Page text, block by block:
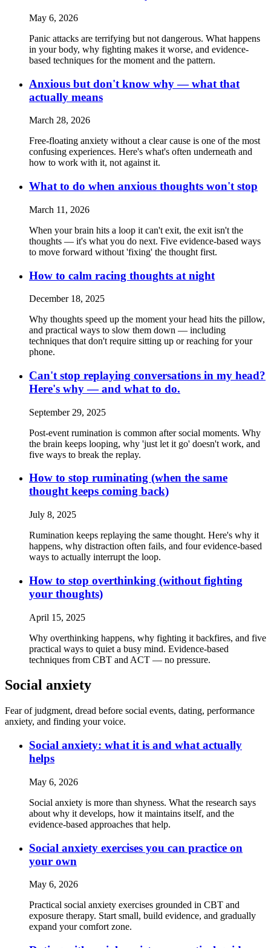
May 6, 2026
Panic attacks are terrifying but not dangerous. What happens
in your body, why fighting makes it worse, and evidence-
based techniques for the moment and the pattern.
Anxious but don't know why — what that
actually means
March 28, 2026
Free-floating anxiety without a clear cause is one of the most
confusing experiences. Here's what's often underneath and
how to work with it, not against it.
What to do when anxious thoughts won't stop
March 11, 2026
When your brain hits a loop it can't exit, the exit isn't the
thoughts — it's what you do next. Five evidence-based ways
to move forward without 'fixing' the thought first.
How to calm racing thoughts at night
December 18, 2025
Why thoughts speed up the moment your head hits the pillow,
and practical ways to slow them down — including
techniques that don't require sitting up or reaching for your
phone.
Can't stop replaying conversations in my head?
Here's why — and what to do.
September 29, 2025
Post-event rumination is common after social moments. Why
the brain keeps looping, why 'just let it go' doesn't work, and
five ways to break the replay.
How to stop ruminating (when the same
thought keeps coming back)
July 8, 2025
Rumination keeps replaying the same thought. Here's why it
happens, why distraction often fails, and four evidence-based
ways to actually interrupt the loop.
How to stop overthinking (without fighting
your thoughts)
April 15, 2025
Why overthinking happens, why fighting it backfires, and five
practical ways to quiet a busy mind. Evidence-based
techniques from CBT and ACT — no pressure.
Social anxiety
Fear of judgment, dread before social events, dating, performance
anxiety, and finding your voice.
Social anxiety: what it is and what actually
helps
May 6, 2026
Social anxiety is more than shyness. What the research says
about why it develops, how it maintains itself, and the
evidence-based approaches that help.
Social anxiety exercises you can practice on
your own
May 6, 2026
Practical social anxiety exercises grounded in CBT and
exposure therapy. Start small, build evidence, and gradually
expand your comfort zone.